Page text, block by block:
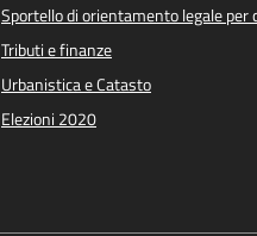
Sportello di orientamento legale per
Tributi e finanze
Urbanistica e Catasto
Elezioni 2020